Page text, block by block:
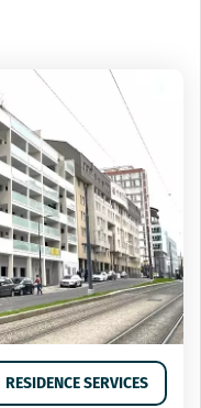
RESIDENCE SERVICES